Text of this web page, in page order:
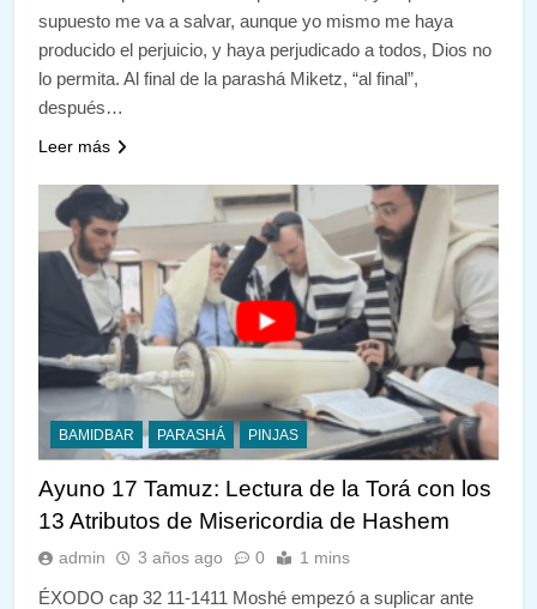
supuesto me va a salvar, aunque yo mismo me haya
producido el perjuicio, y haya perjudicado a todos, Dios no
lo permita. Al final de la parashá Miketz, “al final”,
después…
Leer más
BAMIDBAR PARASHÁ PINJAS
Ayuno 17 Tamuz: Lectura de la Torá con los
13 Atributos de Misericordia de Hashem
admin 3 años ago 0 1 mins
ÉXODO cap 32 11-1411 Moshé empezó a suplicar ante